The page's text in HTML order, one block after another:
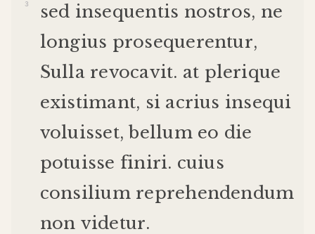
sed insequentis nostros, ne
longius prosequerentur,
Sulla revocavit. at plerique
existimant, si acrius insequi
voluisset,bellum eo die
potuisse finiri. cuius
consilium reprehendendum
non videtur.